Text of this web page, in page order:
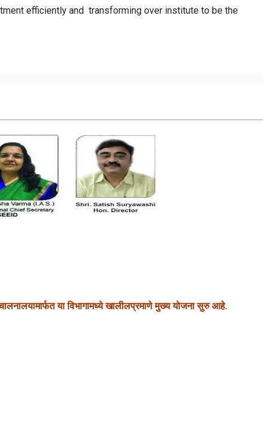
efficiently and transforming over institute to be the
मुख्य योजना सुरु आहे.